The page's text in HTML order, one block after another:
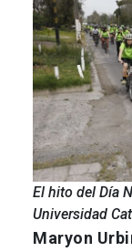
El hito del Día
Universidad
Maryon